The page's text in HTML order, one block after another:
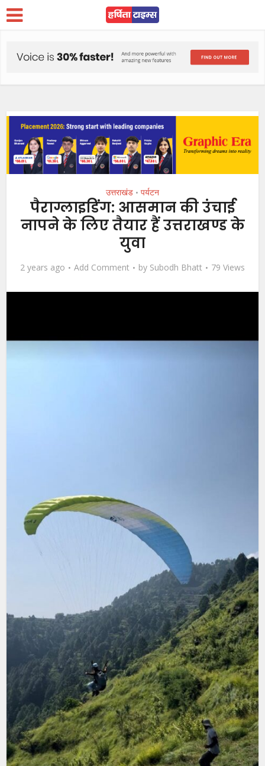
उत्तराखंड • पर्यटन
पैराग्लाइडिंग: आसमान की उंचाई
नापने के लिए तैयार हैं उत्तराखण्ड के
युवा
2 years ago Add Comment by Subodh Bhatt 79 Views